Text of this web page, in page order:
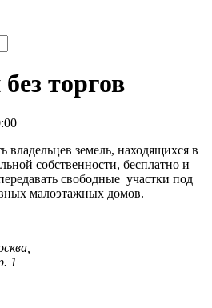
торгов
владельцев земель, находящихся в
собственности, бесплатно и
свободные участки под
малоэтажных домов.
1